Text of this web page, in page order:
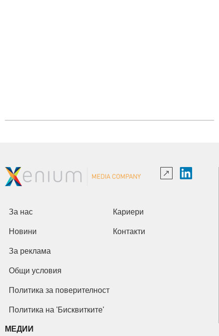
За нас Кариери
Новини Контакти
За реклама
Общи условия
Политика за поверителност
Политика на 'Бисквитките'
МЕДИИ